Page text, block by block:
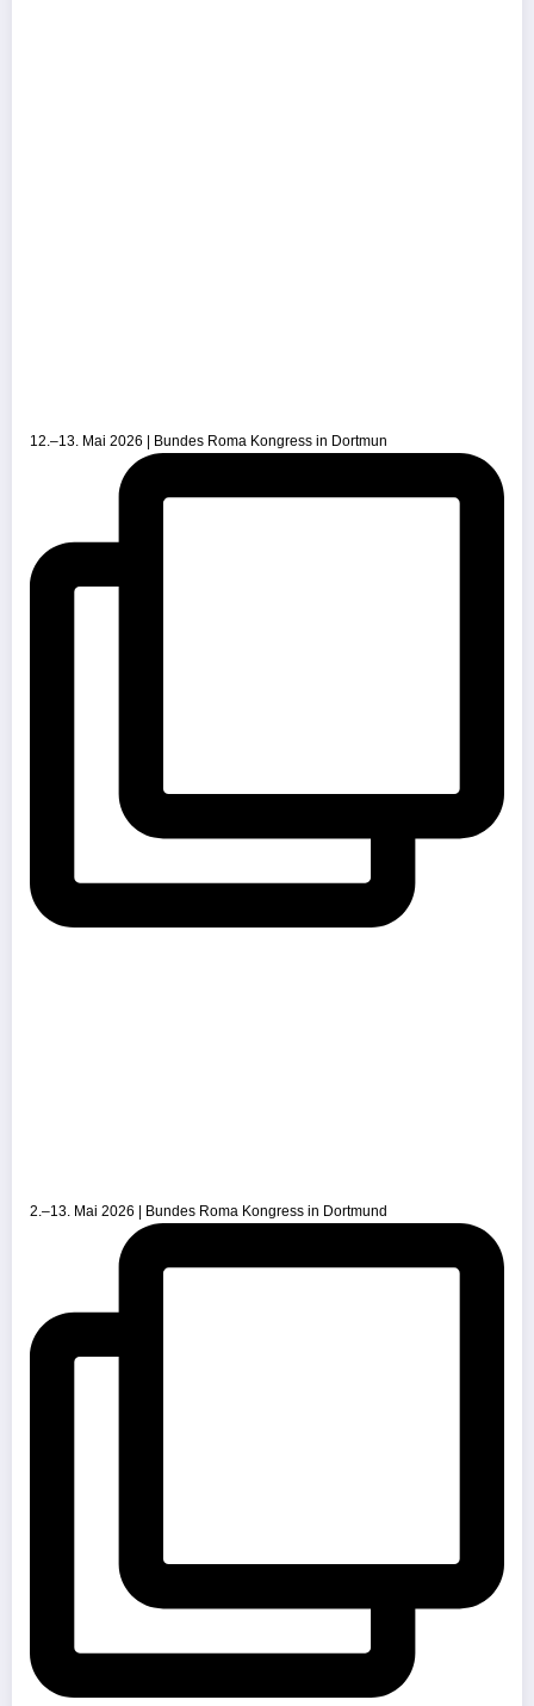
12.–13. Mai 2026 | Bundes Roma Kongress in Dortmun
2.–13. Mai 2026 | Bundes Roma Kongress in Dortmund